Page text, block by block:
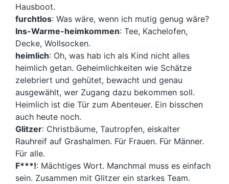
Hausboot.
furchtlos: Was wäre, wenn ich mutig genug wäre?
Ins-Warme-heimkommen: Tee, Kachelofen,
Decke, Wollsocken.
heimlich: Oh, was hab ich als Kind nicht alles
heimlich getan. Geheimlichkeiten wie Schätze
zelebriert und gehütet, bewacht und genau
ausgewählt, wer Zugang dazu bekommen soll.
Heimlich ist die Tür zum Abenteuer. Ein bisschen
auch heute noch.
Glitzer: Christbäume, Tautropfen, eiskalter
Rauhreif auf Grashalmen. Für Frauen. Für Männer.
Für alle.
F***!: Mächtiges Wort. Manchmal muss es einfach
sein. Zusammen mit Glitzer ein starkes Team.